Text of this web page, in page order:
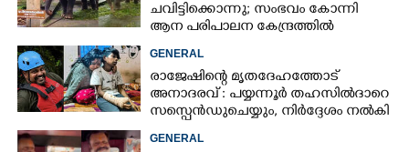
ചവിട്ടിക്കൊന്നു; സംഭവം കോന്നി
ആന പരിപാലന കേന്ദ്രത്തിൽ
GENERAL
രാജേഷിന്റെ മൃതദേഹത്തോട്
അനാദരവ് : പയ്യന്നൂർ തഹസിൽദാറെ
സസ്പെൻഡുചെയ്യും, നിർദ്ദേശം നൽകി
GENERAL